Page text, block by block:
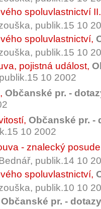
spoluvlastnictví II.
publik.15 10
spoluvlastnictví,
publik.15 10
pojistná událost,
10 2002
, Občanské pr. -
, Občanské pr. -
10 2002
- znalecký
publik.14 10
spoluvlastnictví,
publik.10 10
Občanské pr. - dotazy